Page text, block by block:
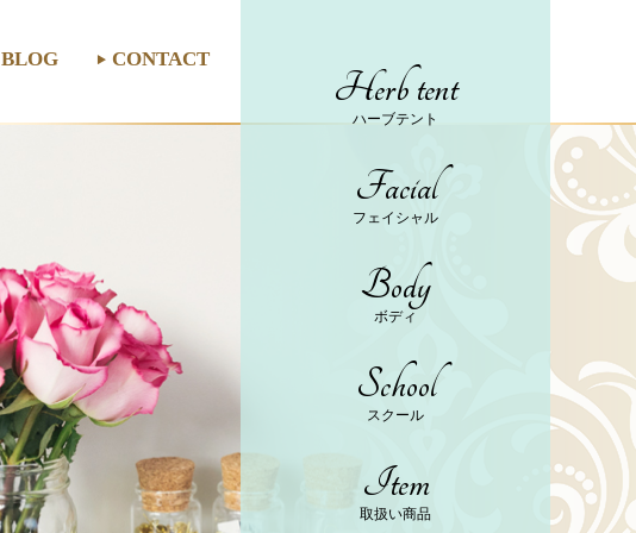
BLOG CONTACT
Herb tent
ハーブテント
Facial
フェイシャル
Body
ボディ
School
スクール
Item
取扱い商品